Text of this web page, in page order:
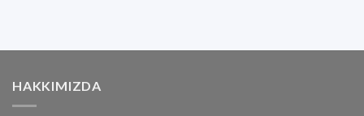
HAKKIMIZDA